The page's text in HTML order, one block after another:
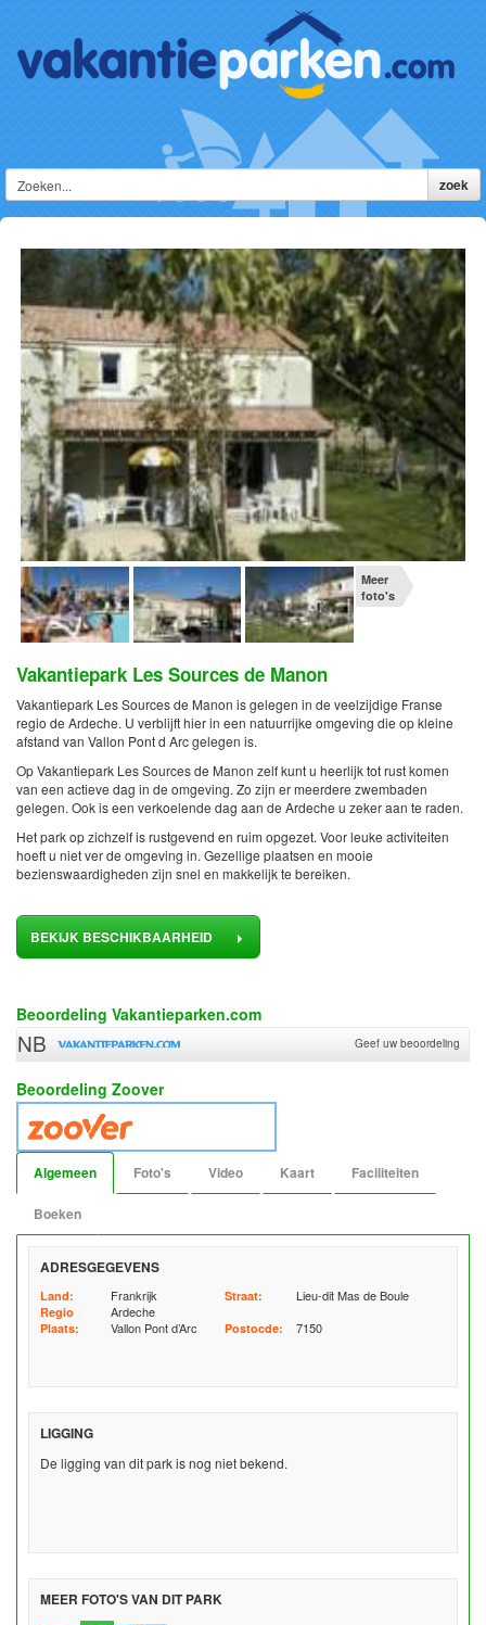
Meer
foto's
Vakantiepark Les Sources de Manon
Vakantiepark Les Sources de Manon is gelegen in de veelzijdige Franse
regio de Ardeche. U verblijft hier in een natuurrijke omgeving die op kleine
afstand van Vallon Pont d Arc gelegen is.
Op Vakantiepark Les Sources de Manon zelf kunt u heerlijk tot rust komen
van een actieve dag in de omgeving. Zo zijn er meerdere zwembaden
gelegen. Ook is een verkoelende dag aan de Ardeche u zeker aan te raden.
Het park op zichzelf is rustgevend en ruim opgezet. Voor leuke activiteiten
hoeft u niet ver de omgeving in. Gezellige plaatsen en mooie
bezienswaardigheden zijn snel en makkelijk te bereiken.
BEKIJK BESCHIKBAARHEID
Beoordeling Vakantieparken.com
NB Geef uw beoordeling
Beoordeling Zoover
Algemeen Foto's Video Kaart Faciliteiten
Boeken
ADRESGEGEVENS
Land: Frankrijk Straat: Lieu-dit Mas de Boule
Regio Ardeche
Plaats: Vallon Pont d’Arc Postocde: 7150
LIGGING
De ligging van dit park is nog niet bekend.
MEER FOTO'S VAN DIT PARK